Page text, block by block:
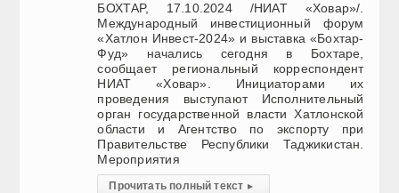
БОХТАР, 17.10.2024 /НИАТ «Ховар»/.
Международный инвестиционный форум
«Хатлон Инвест-2024» и выставка «Бохтар-
Фуд» начались сегодня в Бохтаре,
сообщает региональный корреспондент
НИАТ «Ховар». Инициаторами их
проведения выступают Исполнительный
орган государственной власти Хатлонской
области и Агентство по экспорту при
Правительстве Республики Таджикистан.
Мероприятия
Прочитать полный текст ▸